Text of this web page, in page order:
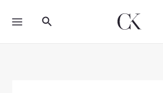
Search